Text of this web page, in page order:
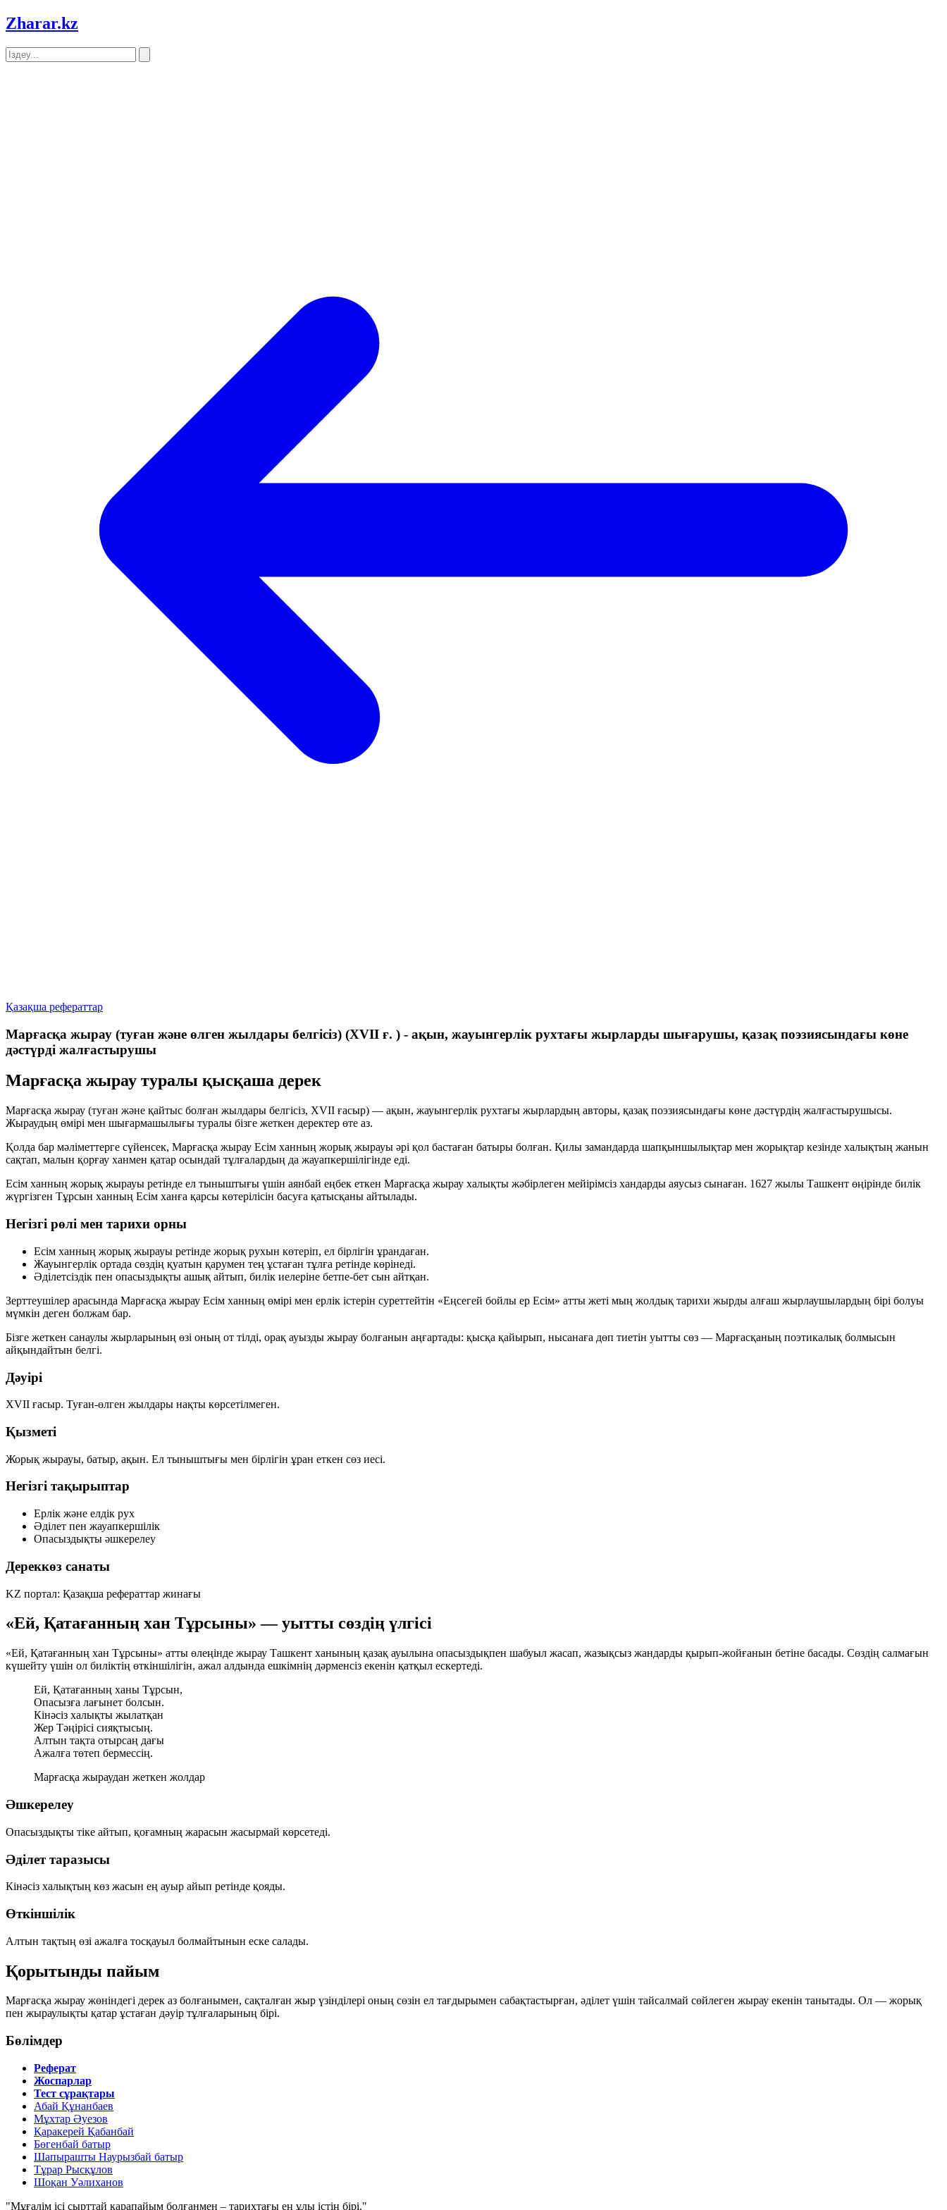
Zharar.kz
Қазақша рефераттар
Марғасқа жырау (туған және өлген жылдары белгісіз) (XVII ғ. ) - ақын, жауынгерлік рухтағы жырларды шығарушы, қазақ поэзиясындағы көне
дәстүрді жалғастырушы
Марғасқа жырау туралы қысқаша дерек
Марғасқа жырау (туған және қайтыс болған жылдары белгісіз, XVII ғасыр) — ақын, жауынгерлік рухтағы жырлардың авторы, қазақ поэзиясындағы көне дәстүрдің жалғастырушысы.
Жыраудың өмірі мен шығармашылығы туралы бізге жеткен деректер өте аз.
Қолда бар мәліметтерге сүйенсек, Марғасқа жырау Есім ханның жорық жырауы әрі қол бастаған батыры болған. Қилы замандарда шапқыншылықтар мен жорықтар кезінде халықтың жанын
сақтап, малын қорғау ханмен қатар осындай тұлғалардың да жауапкершілігінде еді.
Есім ханның жорық жырауы ретінде ел тыныштығы үшін аянбай еңбек еткен Марғасқа жырау халықты жәбірлеген мейірімсіз хандарды аяусыз сынаған. 1627 жылы Ташкент өңірінде билік
жүргізген Тұрсын ханның Есім ханға қарсы көтерілісін басуға қатысқаны айтылады.
Негізгі рөлі мен тарихи орны
Есім ханның жорық жырауы ретінде жорық рухын көтеріп, ел бірлігін ұрандаған.
Жауынгерлік ортада сөздің қуатын қарумен тең ұстаған тұлға ретінде көрінеді.
Әділетсіздік пен опасыздықты ашық айтып, билік иелеріне бетпе-бет сын айтқан.
Зерттеушілер арасында Марғасқа жырау Есім ханның өмірі мен ерлік істерін суреттейтін «Еңсегей бойлы ер Есім» атты жеті мың жолдық тарихи жырды алғаш жырлаушылардың бірі болуы
мүмкін деген болжам бар.
Бізге жеткен санаулы жырларының өзі оның от тілді, орақ ауызды жырау болғанын аңғартады: қысқа қайырып, нысанаға дөп тиетін уытты сөз — Марғасқаның поэтикалық болмысын
айқындайтын белгі.
Дәуірі
XVII ғасыр. Туған-өлген жылдары нақты көрсетілмеген.
Қызметі
Жорық жырауы, батыр, ақын. Ел тыныштығы мен бірлігін ұран еткен сөз иесі.
Негізгі тақырыптар
Ерлік және елдік рух
Әділет пен жауапкершілік
Опасыздықты әшкерелеу
Дереккөз санаты
KZ портал: Қазақша рефераттар жинағы
«Ей, Қатағанның хан Тұрсыны» — уытты сөздің үлгісі
«Ей, Қатағанның хан Тұрсыны» атты өлеңінде жырау Ташкент ханының қазақ ауылына опасыздықпен шабуыл жасап, жазықсыз жандарды қырып-жойғанын бетіне басады. Сөздің салмағын
күшейту үшін ол биліктің өткіншілігін, ажал алдында ешкімнің дәрменсіз екенін қатқыл ескертеді.
Ей, Қатағанның ханы Тұрсын,
Опасызға лағынет болсын.
Кінәсіз халықты жылатқан
Жер Тәңірісі сияқтысың.
Алтын тақта отырсаң дағы
Ажалға төтеп бермессің.
Марғасқа жыраудан жеткен жолдар
Әшкерелеу
Опасыздықты тіке айтып, қоғамның жарасын жасырмай көрсетеді.
Әділет таразысы
Кінәсіз халықтың көз жасын ең ауыр айып ретінде қояды.
Өткіншілік
Алтын тақтың өзі ажалға тосқауыл болмайтынын еске салады.
Қорытынды пайым
Марғасқа жырау жөніндегі дерек аз болғанымен, сақталған жыр үзінділері оның сөзін ел тағдырымен сабақтастырған, әділет үшін тайсалмай сөйлеген жырау екенін танытады. Ол — жорық
пен жыраулықты қатар ұстаған дәуір тұлғаларының бірі.
Бөлімдер
Реферат
Жоспарлар
Тест сұрақтары
Абай Құнанбаев
Мұхтар Әуезов
Қаракерей Қабанбай
Бөгенбай батыр
Шапырашты Наурызбай батыр
Тұрар Рысқұлов
Шоқан Уәлиханов
"Мұғалім ісі сырттай қарапайым болғанмен – тарихтағы ең ұлы істің бірі."